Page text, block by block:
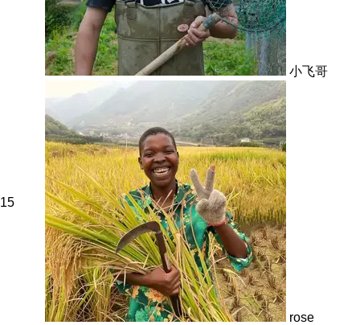
小飞哥
15
rose